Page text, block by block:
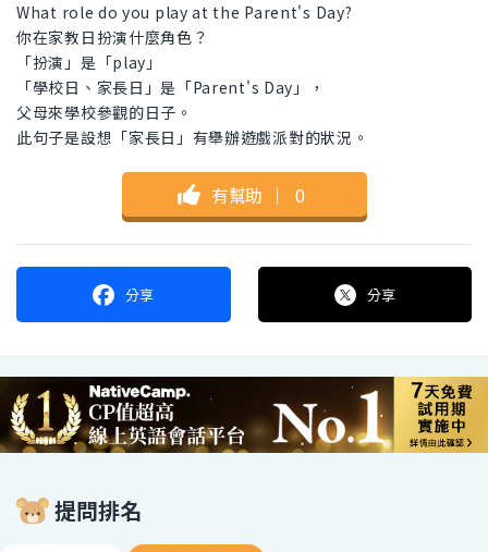
What role do you play at the Parent's Day?
你在家教日扮演什麼角色？
「扮演」是「play」
「學校日、家長日」是「Parent's Day」，
父母來學校參觀的日子。
此句子是設想「家長日」有舉辦遊戲派對的狀況。
有幫助 ｜ 0
分享 分享
提問排名